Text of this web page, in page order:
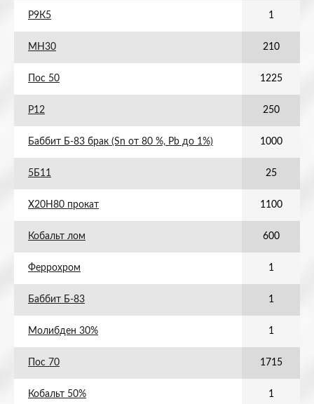
Р9К5 1
МН30 210
Пос 50 1225
Р12 250
Баббит Б-83 брак (Sn от 80 %, Pb до 1%) 1000
5Б11 25
Х20Н80 прокат 1100
Кобальт лом 600
Феррохром 1
Баббит Б-83 1
Молибден 30% 1
Пос 70 1715
Кобальт 50% 1